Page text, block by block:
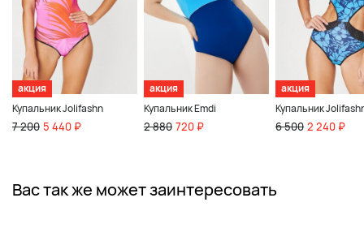
акция
Купальник Jolifashn
7 200 5 440 ₽
акция
Купальник Emdi
2 880 720 ₽
акция
Купальник
6 500 2 240 ₽
Вас так же может заинтересовать